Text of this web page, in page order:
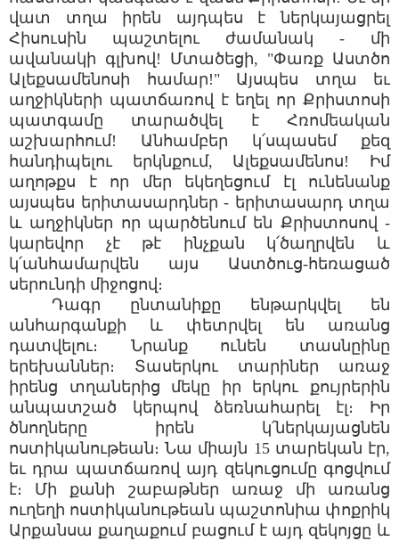
վատ տղա իրեն այդպես է ներկայացրել
Հիսուսին պաշտելու ժամանակ - մի
ավանակի գլխով! Մտածեցի, "Փառք Աստծո
Ալեքսամենոսի համար!" Այսպես տղա եւ
աղջիկների պատճառով է եղել որ Քրիստոսի
պատգամը տարածվել է Հռոմեական
աշխարհում! Անհամբեր կ՛սպասեմ քեզ
հանդիպելու երկնքում, Ալեքսամենոս! Իմ
աղոթքս է որ մեր եկեղեցում էլ ունենանք
այսպես երիտասարդներ - երիտասարդ տղա
և աղջիկներ որ պարծենում են Քրիստոսով -
կարեվոր չէ թէ ինչքան կ՛ծաղրվեն և
կ՛անհամարվեն այս Աստծուց-հեռացած
սերունդի միջոցով։
Դագր ընտանիքը ենթարկվել են
անհարգանքի և փետրվել են առանց
դատվելու։ Նրանք ունեն տասնըինը
երեխաններ։ Տասերկու տարիներ առաջ
իրենց տղաներից մեկը իր երկու քույրերին
անպատշած կերպով ձեռնահարել էլ։ Իր
ծնողները իրեն կ՛ներկայացնեն
ոստիկանութեան։ Նա միայն 15 տարեկան էր,
եւ դրա պատճառով այդ զեկուցումը գոցվում
է։ Մի քանի շաբաթներ առաջ մի առանց
ուղեղի ոստիկանութեան պաշտոնիա փոքրիկ
Արքանսա քաղաքում բացում է այդ զեկոյցը և